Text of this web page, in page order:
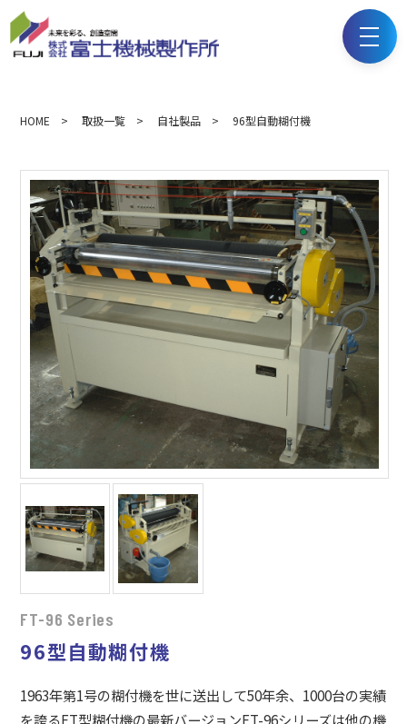
HOME >取扱一覧 > 自社製品 > 96型自動糊付機
FT-96 Series
96型自動糊付機
1963年第1号の糊付機を世に送出して50年余、1000台の実績
を誇るFT型糊付機の最新バージョンFT-96シリーズは他の機